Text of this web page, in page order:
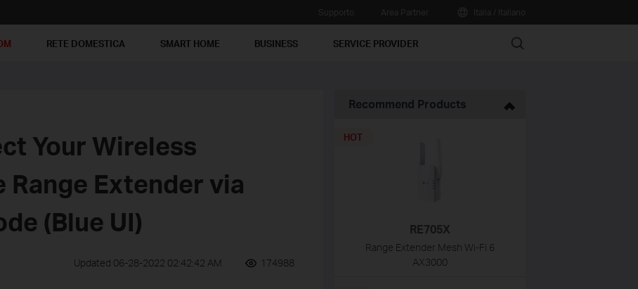
RETE DOMESTICA SMART HOME BUSINESS SERVICE PROVIDER Search
Your Wireless
Range Extender via
(Blue UI)
Updated 06-28-2022 02:42:42 AM 174988
Recommend Products
RE705X
Range Extender Mesh Wi-Fi 6
AX3000
HOT